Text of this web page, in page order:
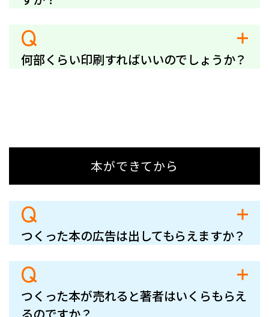
Q
何部くらい印刷すればいいのでしょうか？
本ができてから
Q
つくった本の広告は出してもらえますか？
Q
つくった本が売れると著者はいくらもらえ